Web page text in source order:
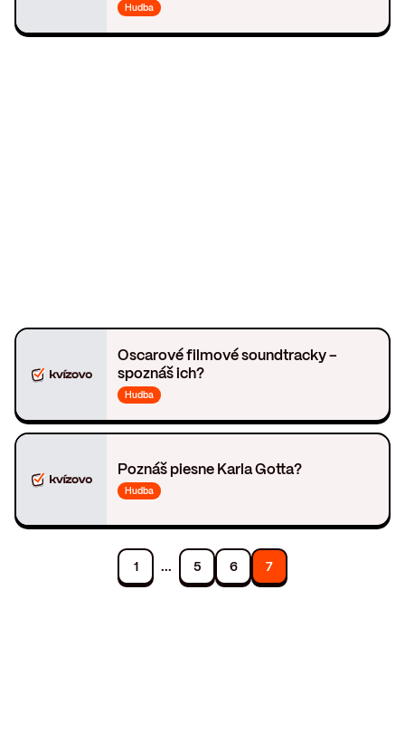
Hudba
Oscarové filmové soundtracky –
spoznáš ich?
Hudba
Poznáš piesne Karla Gotta?
Hudba
1 ... 5 6 7